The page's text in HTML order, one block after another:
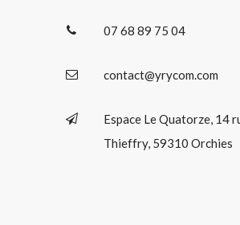
07 68 89 75 04
contact@yrycom.com
Espace Le Quatorze, 14
Thieffry, 59310 Orchies